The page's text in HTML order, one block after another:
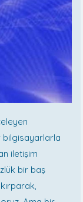
bilgisayarlarla
iletişim
bir baş